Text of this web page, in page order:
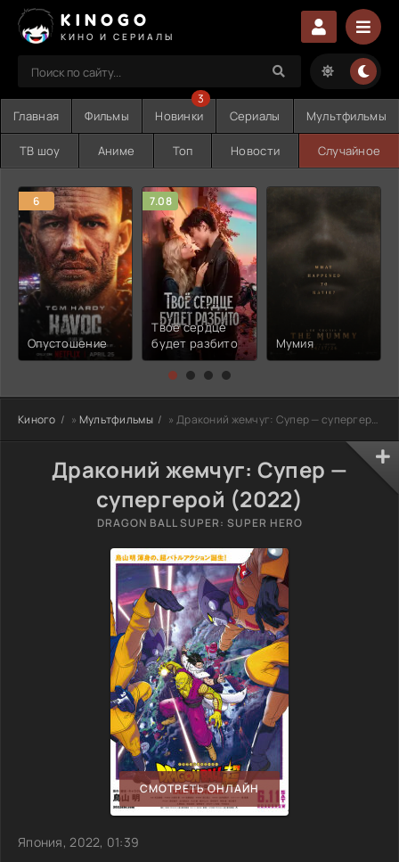
KINOGO
КИНО И СЕРИАЛЫ
Главная Фильмы Новинки
3
Сериалы Мультфильмы
ТВ шоу Аниме Топ Новости Случайное
6
Опустошение
7.08
Твоё сердце
будет разбито
Мумия
Киного » Мультфильмы » Драконий жемчуг: Супер — супергерой
Драконий жемчуг: Супер —
супергерой (2022)
DRAGON BALL SUPER: SUPER HERO
СМОТРЕТЬ ОНЛАЙН
Япония, 2022, 01:39